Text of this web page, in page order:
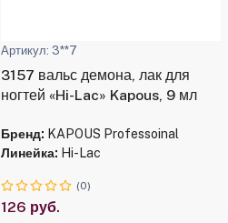
Артикул: 3**7
3157 вальс демона, лак для
ногтей «Hi-Lac» Kapous, 9 мл
Бренд: KAPOUS Professoinal
Линейка: Hi-Lac
(0)
126 руб.